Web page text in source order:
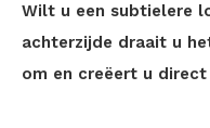
Wilt u een subtielere
achterzijde draait u
om en creëert u